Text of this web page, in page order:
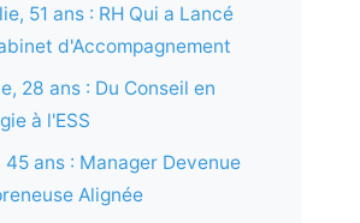
51 ans : RH Qui a Lancé
d'Accompagnement
28 ans : Du Conseil en
à l'ESS
45 ans : Manager Devenue
Alignée